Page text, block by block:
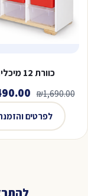
כוורת 12 מיכלים
₪1,690.00
המחיר
היה:
לפרטים